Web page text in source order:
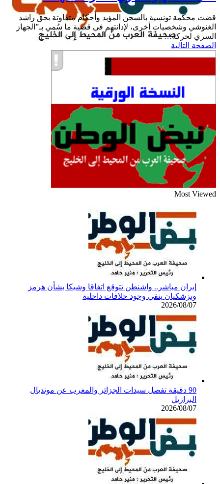
“الجهاز
السري”
لحركة
النهضة
قضت محكمة تونسية بالسجن المؤبد وأحكام متفاوتة بحق راشد
الغنوشي وشخصيات أخرى، لإدانتهم في قضية ما سُمي بـ”الجهاز
السري لحركة…
الصفحة التالية
Most Viewed
إيران مباشر.. واشنطن تتوقع اتفاقا وشيكا بشأن هرمز
وبزشكيان ينفي وجود خلافات داخلية
2026/08/07
90 دقيقة تفصل سيدات الجزائر والمغرب عن مونديال
البرازيل
2026/08/07